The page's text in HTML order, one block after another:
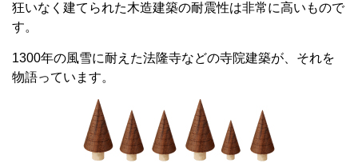
狂いなく建てられた木造建築の耐震性は非常に高いもので
す。
1300年の風雪に耐えた法隆寺などの寺院建築が、それを
物語っています。